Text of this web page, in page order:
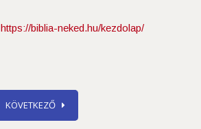
https://biblia-neked.hu/kezdolap/
KÖVETKEZŐ